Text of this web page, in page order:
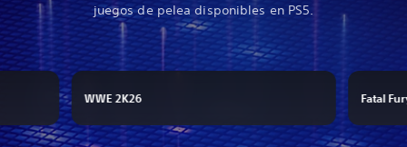
juegos de pelea disponibles en PS5.
WWE 2K26 Fatal